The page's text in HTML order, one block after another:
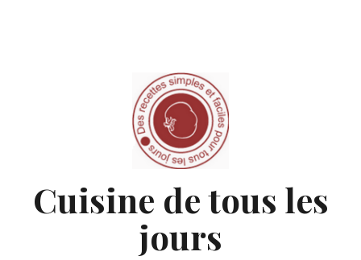
Cuisine de tous les
jours